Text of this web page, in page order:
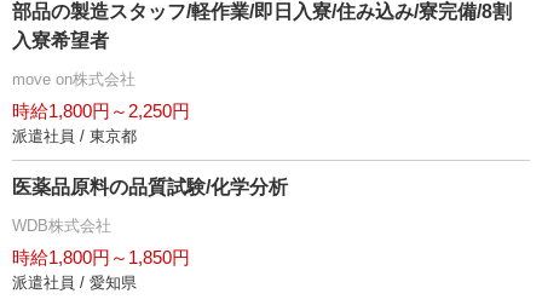
部品の製造スタッフ/軽作業/即日入寮/住み込み/寮完備/8割
入寮希望者
move on株式会社
時給1,800円～2,250円
派遣社員 / 東京都
医薬品原料の品質試験/化学分析
WDB株式会社
時給1,800円～1,850円
派遣社員 / 愛知県